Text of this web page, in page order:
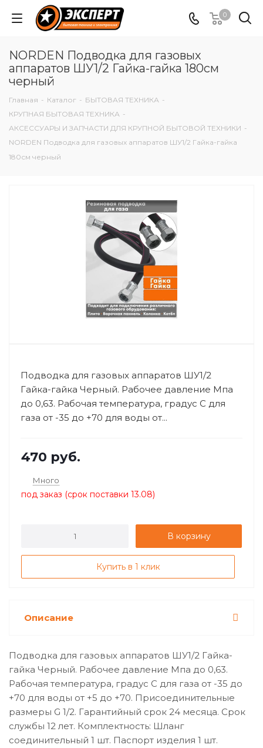
0
NORDEN Подводка для газовых
аппаратов ШУ1/2 Гайка-гайка 180см
черный
Главная - Каталог - БЫТОВАЯ ТЕХНИКА -
КРУПНАЯ БЫТОВАЯ ТЕХНИКА -
АКСЕССУАРЫ И ЗАПЧАСТИ ДЛЯ КРУПНОЙ БЫТОВОЙ ТЕХНИКИ -
NORDEN Подводка для газовых аппаратов ШУ1/2 Гайка-гайка
180см черный
Подводка для газовых аппаратов ШУ1/2
Гайка-гайка Черный. Рабочее давление Мпа
до 0,63. Рабочая температура, градус С для
газа от -35 до +70 для воды от...
470 руб.
Много
под заказ (срок поставки 13.08)
В корзину
Купить в 1 клик
Описание
Подводка для газовых аппаратов ШУ1/2 Гайка-
гайка Черный. Рабочее давление Мпа до 0,63.
Рабочая температура, градус С для газа от -35 до
+70 для воды от +5 до +70. Присоединительные
размеры G 1/2. Гарантийный срок 24 месяца. Срок
службы 12 лет. Комплектность: Шланг
соединительный 1 шт. Паспорт изделия 1 шт.